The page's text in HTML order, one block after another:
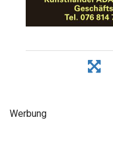
Werbung